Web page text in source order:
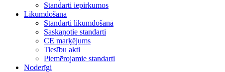
Standarti iepirkumos
Likumdošana
Standarti likumdošanā
Saskaņotie standarti
CE marķējums
Tiesību akti
Piemērojamie standarti
Noderīgi